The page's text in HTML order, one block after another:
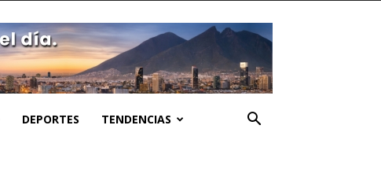
DEPORTES TENDENCIAS